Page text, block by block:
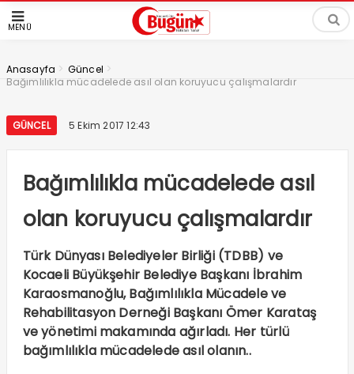
MENÜ
Anasayfa > Güncel >
Bağımlılıkla mücadelede asıl olan koruyucu çalışmalardır
GÜNCEL 5 Ekim 2017 12:43
Bağımlılıkla mücadelede asıl
olan koruyucu çalışmalardır
Türk Dünyası Belediyeler Birliği (TDBB) ve
Kocaeli Büyükşehir Belediye Başkanı İbrahim
Karaosmanoğlu, Bağımlılıkla Mücadele ve
Rehabilitasyon Derneği Başkanı Ömer Karataş
ve yönetimi makamında ağırladı. Her türlü
bağımlılıkla mücadelede asıl olanın..